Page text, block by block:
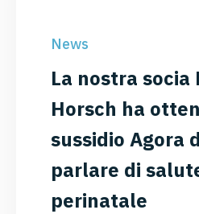
News
La nostra socia
Horsch ha
sussidio Agora
parlare di
perinatale